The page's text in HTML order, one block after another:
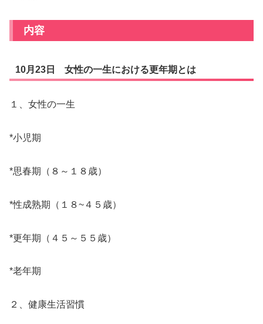
内容
10月23日 女性の一生における更年期とは
１、女性の一生
*小児期
*思春期（８～１８歳）
*性成熟期（１８~４５歳）
*更年期（４５～５５歳）
*老年期
２、健康生活習慣